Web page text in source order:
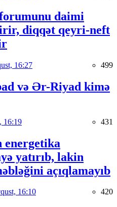
daimi
diqqət qeyri-neft
16:27 499
və Ər-Riyad kimə
16:19 431
energetika
yatırıb, lakin
açıqlamayıb
16:10 420